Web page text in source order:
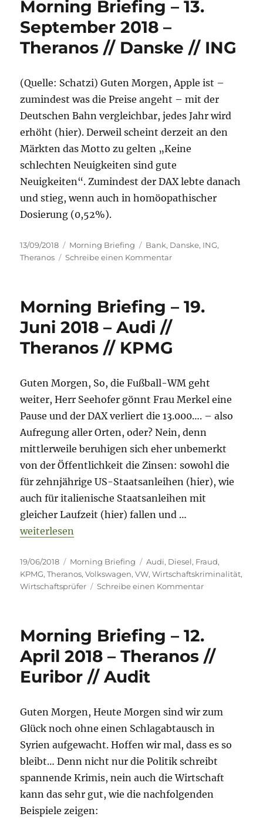
//
Morning Briefing – 13.
September 2018 –
Theranos // Danske // ING
(Quelle: Schatzi) Guten Morgen, Apple ist –
zumindest was die Preise angeht – mit der
Deutschen Bahn vergleichbar, jedes Jahr wird
erhöht (hier). Derweil scheint derzeit an den
Märkten das Motto zu gelten „Keine
schlechten Neuigkeiten sind gute
Neuigkeiten“. Zumindest der DAX lebte danach
und stieg, wenn auch in homöopathischer
Dosierung (0,52%).
Veröffentlicht
am
13/09/2018 Kategorien
Morning Briefing Schlagwörter
Bank, Danske, ING,
Theranos
Schreibe einen Kommentarzu
13.
September
–
Theranos
Danske
ING
Morning Briefing – 19.
Juni 2018 – Audi //
Theranos // KPMG
Guten Morgen, So, die Fußball-WM geht
weiter, Herr Seehofer gönnt Frau Merkel eine
Pause und der DAX verliert die 13.000…. – also
Aufregung aller Orten, oder? Nein, denn
mittlerweile beruhigen sich eher unbemerkt
von der Öffentlichkeit die Zinsen: sowohl die
für zehnjährige US-Staatsanleihen (hier), wie
auch für italienische Staatsanleihen mit
gleicher Laufzeit (hier) fallen und …
„Morning Briefing – 19. Juni 2018 – Audi //
weiterlesen
Veröffentlicht
am
19/06/2018 Kategorien
Morning Briefing Schlagwörter
Audi, Diesel, Fraud,
KPMG,Theranos,Volkswagen,VW,Wirtschaftskriminalität,
Wirtschaftsprüfer
Schreibe einen Kommentarzu
Juni
2018
Theranos
KPMG
Morning Briefing – 12.
April 2018 – Theranos //
Euribor // Audit
Guten Morgen, Heute Morgen sind wir zum
Glück noch ohne einen Schlagabtausch in
Syrien aufgewacht. Hoffen wir mal, dass es so
bleibt… Denn nicht nur die Politik schreibt
spannende Krimis, nein auch die Wirtschaft
kann das sehr gut, wie die nachfolgenden
Beispiele zeigen: